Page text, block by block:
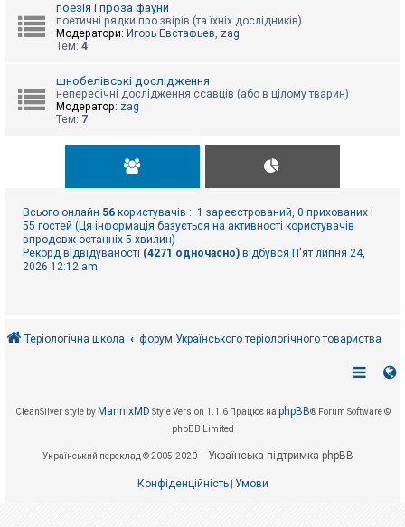
поезія і проза фауни
поетичні рядки про звірів (та їхніх дослідників)
Модератори: Игорь Евстафьев, zag
Тем: 4
шнобелівські дослідження
непересічні дослідження ссавців (або в цілому тварин)
Модератор: zag
Тем: 7
Всього онлайн 56 користувачів :: 1 зареєстрований, 0 прихованих і
55 гостей (Ця інформація базується на активності користувачів
впродовж останніх 5 хвилин)
Рекорд відвідуваності (4271 одночасно) відбувся П'ят липня 24,
2026 12:12 am
Теріологічна школа форум Українського теріологічного товариства
CleanSilver style by MannixMD Style Version 1.1.6 Працює на phpBB® Forum Software ©
phpBB Limited
Український переклад © 2005-2020 Українська підтримка phpBB
Конфіденційність| Умови